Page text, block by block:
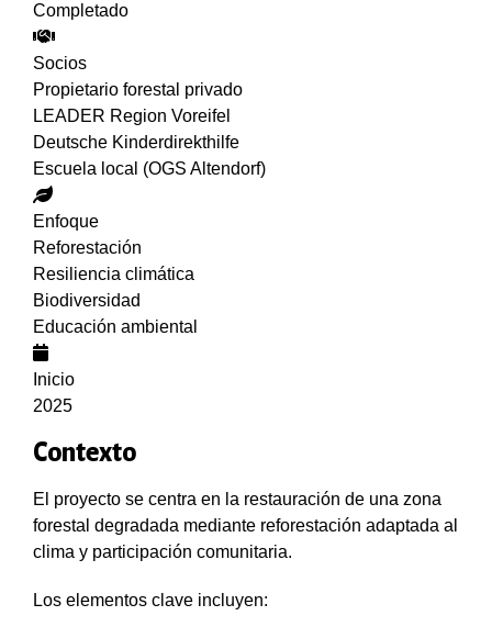
Completado
Socios
Propietario forestal privado
LEADER Region Voreifel
Deutsche Kinderdirekthilfe
Escuela local (OGS Altendorf)
Enfoque
Reforestación
Resiliencia climática
Biodiversidad
Educación ambiental
Inicio
2025
Contexto
El proyecto se centra en la restauración de una zona
forestal degradada mediante reforestación adaptada al
clima y participación comunitaria.
Los elementos clave incluyen: